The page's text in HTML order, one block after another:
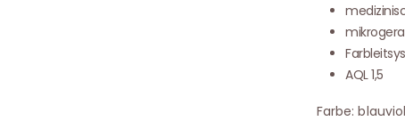
AQL 1,5
Farbe: